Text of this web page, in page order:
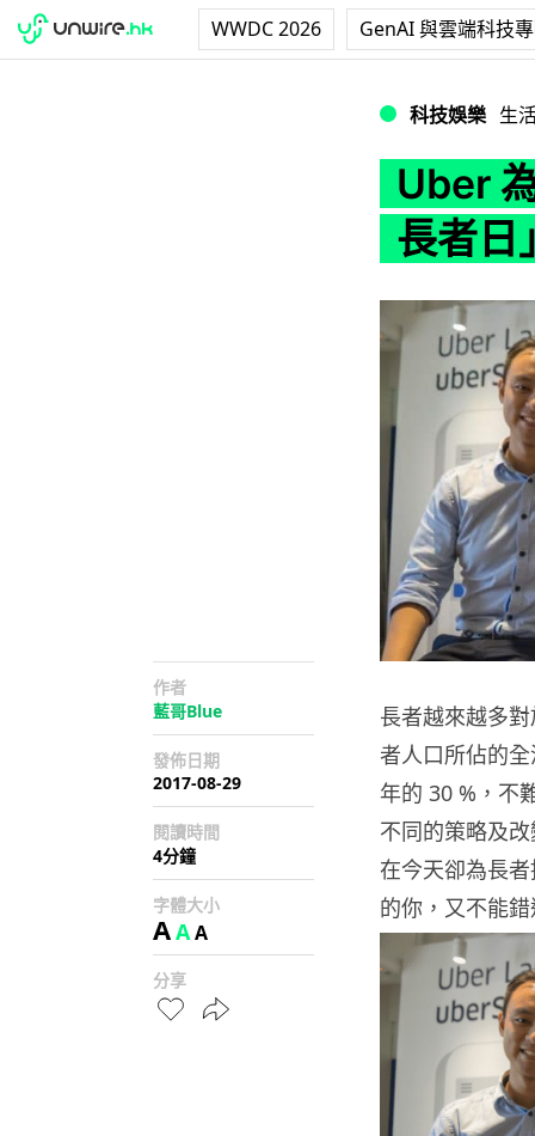
WWDC 2026 GenAI 與雲端科技
科技娛樂 生
Uber
長者日
作者
藍哥Blue
發佈日期
2017-08-29
閱讀時間
4分鐘
字體大小
AAA
分享
長者越來越多
者人口所佔的全
年的 30 % ，不
不同的策略及
在今天卻為長
的你，又不能